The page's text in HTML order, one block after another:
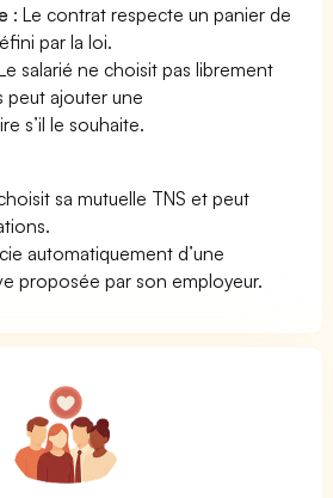
: Le contrat respecte un panier de
par la loi.
salarié ne choisit pas librement
peut ajouter une
s’il le souhaite.
sa mutuelle TNS et peut
automatiquement d’une
proposée par son employeur.